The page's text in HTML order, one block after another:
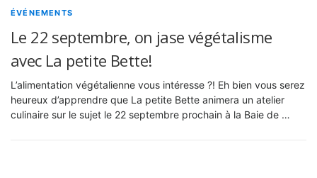
ÉVÉNEMENTS
Le 22 septembre, on jase végétalisme
avec La petite Bette!
L’alimentation végétalienne vous intéresse ?! Eh bien vous serez
heureux d’apprendre que La petite Bette animera un atelier
culinaire sur le sujet le 22 septembre prochain à la Baie de …